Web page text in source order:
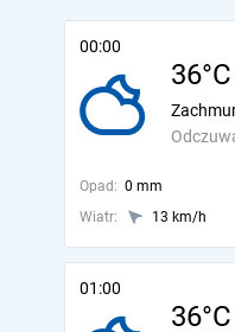
00:00
36°C
Opad: 0 mm
Wiatr:
13 km/h
01:00
36°C